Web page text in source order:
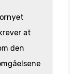
at
den